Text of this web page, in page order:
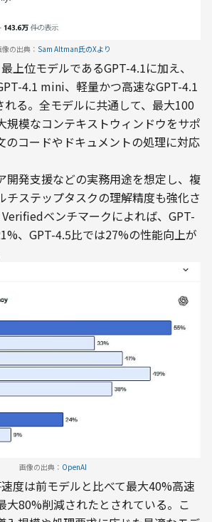
像の出典： Sam Altman氏のXより
上位モデルであるGPT-4.1に加え、
4.1 mini、軽量かつ高速なGPT-4.1
る。全モデルに共通して、最大100
規模なコンテキストウィンドウをサポ
のコードやドキュメントの処理に対応
開発支援などの実務用途を想定し、複
チステップタスクの理解精度も強化さ
ベンチマークによれば、GPT-
、GPT-4.5比では27%の性能向上が
画像の出典： OpenAI
度は前モデルと比べて最大40%高速
大80%削減されたとされている。こ